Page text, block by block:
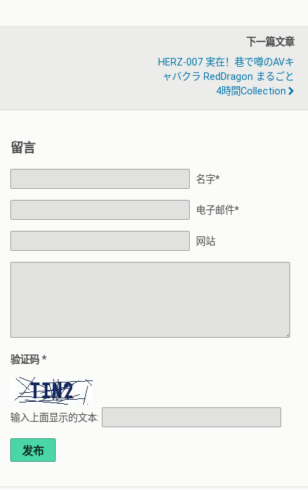
下一篇文章
HERZ-007 実在！巷で噂のAVキ
ャバクラ RedDragon まるごと
4時間Collection
留言
名字*
电子邮件*
网站
验证码 *
输入上面显示的文本:
发布